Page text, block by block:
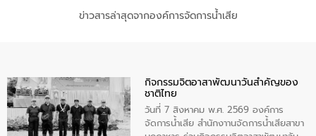
ข่าวสารล่าสุดจากองค์การจัดการน้ำเสีย
กิจกรรมจิตอาสาพัฒนาวันสําคัญของ
ชาติไทย
วันที่ 7 สิงหาคม พ.ศ. 2569 องค์การ
จัดการน้ำเสีย สำนักงาานจัดการน้ำเสียสาขา